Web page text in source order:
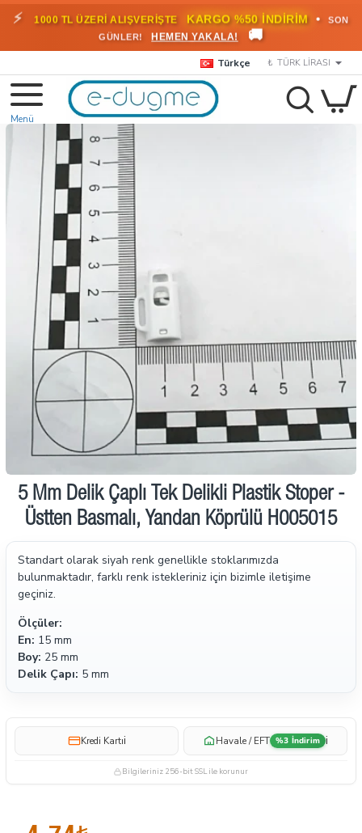
⚡ 1000 TL ÜZERİ ALIŞVERİŞTE KARGO %50 İNDİRİM •
SON
GÜNLER!
HEMEN YAKALA! 🚚
Türkçe ₺ TÜRK LIRASI
5 Mm Delik Çaplı Tek Delikli Plastik Stoper -
Üstten Basmalı, Yandan Köprülü H005015
Standart olarak siyah renk genellikle stoklarımızda
bulunmaktadır, farklı renk istekleriniz için bizimle iletişime
geçiniz.
Ölçüler:
En: 15 mm
Boy: 25 mm
Delik Çapı: 5 mm
Kredi Kartıi Havale / EFT %3 İndirim i
Bilgileriniz 256-bit SSL ile korunur